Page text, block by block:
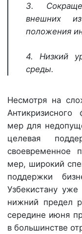
3.
внешних
положения
4. Низкий
среды.
Несмотря на
мер для
целевая
своевременное
мер, широкий
поддержки
Узбекистану
нижний предел
середине июня
в большинстве